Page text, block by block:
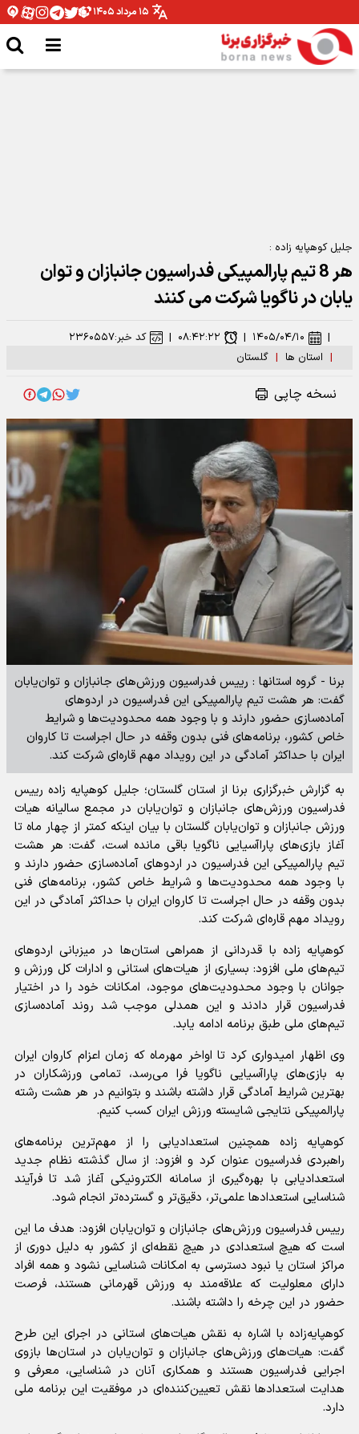
۱۵ مرداد ۱۴۰۵
جلیل کوهپایه زاده :
هر 8 تیم پارالمپیکی فدراسیون جانبازان و توان
یابان در ناگویا شرکت می کنند
| استان ها | گلستان
| ۱۴۰۵/۰۴/۱۰ | ۰۸:۴۲:۲۲ | کد خبر:۲۳۶۰۵۵۷
نسخه چاپی
برنا - گروه استانها : رییس فدراسیون ورزش‌های جانبازان و توان‌یابان
گفت: هر هشت تیم پارالمپیکی این فدراسیون در اردوهای
آماده‌سازی حضور دارند و با وجود همه محدودیت‌ها و شرایط
خاص کشور، برنامه‌های فنی بدون وقفه در حال اجراست تا کاروان
ایران با حداکثر آمادگی در این رویداد مهم قاره‌ای شرکت کند.
به گزارش خبرگزاری برنا از استان گلستان؛ جلیل کوهپایه زاده رییس
فدراسیون ورزش‌های جانبازان و توان‌یابان در مجمع سالیانه هیات
ورزش جانبازان و توان‌یابان گلستان با بیان اینکه کمتر از چهار ماه تا
آغاز بازی‌های پاراآسیایی ناگویا باقی مانده است، گفت: هر هشت
تیم پارالمپیکی این فدراسیون در اردو‌های آماده‌سازی حضور دارند و
با وجود همه محدودیت‌ها و شرایط خاص کشور، برنامه‌های فنی
بدون وقفه در حال اجراست تا کاروان ایران با حداکثر آمادگی در این
رویداد مهم قاره‌ای شرکت کند.
کوهپایه زاده با قدردانی از همراهی استان‌ها در میزبانی اردو‌های
تیم‌های ملی افزود: بسیاری از هیات‌های استانی و ادارات کل ورزش و
جوانان با وجود محدودیت‌های موجود، امکانات خود را در اختیار
فدراسیون قرار دادند و این همدلی موجب شد روند آماده‌سازی
تیم‌های ملی طبق برنامه ادامه یابد.
وی اظهار امیدواری کرد تا اواخر مهرماه که زمان اعزام کاروان ایران
به بازی‌های پاراآسیایی ناگویا فرا می‌رسد، تمامی ورزشکاران در
بهترین شرایط آمادگی قرار داشته باشند و بتوانیم در هر هشت رشته
پارالمپیکی نتایجی شایسته ورزش ایران کسب کنیم.
کوهپایه زاده همچنین استعدادیابی را از مهم‌ترین برنامه‌های
راهبردی فدراسیون عنوان کرد و افزود: از سال گذشته نظام جدید
استعدادیابی با بهره‌گیری از سامانه الکترونیکی آغاز شد تا فرآیند
شناسایی استعداد‌ها علمی‌تر، دقیق‌تر و گسترده‌تر انجام شود.
رییس فدراسیون ورزش‌های جانبازان و توان‌یابان افزود: هدف ما این
است که هیچ استعدادی در هیچ نقطه‌ای از کشور به دلیل دوری از
مراکز استان یا نبود دسترسی به امکانات شناسایی نشود و همه افراد
دارای معلولیت که علاقه‌مند به ورزش قهرمانی هستند، فرصت
حضور در این چرخه را داشته باشند.
کوهپایه‌زاده با اشاره به نقش هیات‌های استانی در اجرای این طرح
گفت: هیات‌های ورزش‌های جانبازان و توان‌یابان در استان‌ها بازوی
اجرایی فدراسیون هستند و همکاری آنان در شناسایی، معرفی و
هدایت استعداد‌ها نقش تعیین‌کننده‌ای در موفقیت این برنامه ملی
دارد.